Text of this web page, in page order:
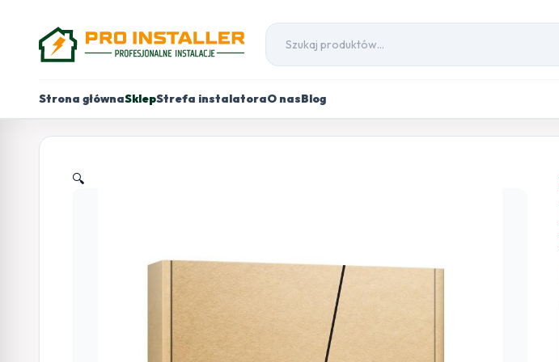
Strona głównaSklepStrefa instalatoraO nasBlog
🔍